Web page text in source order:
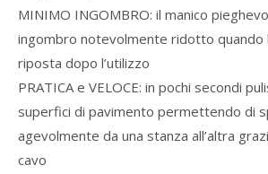
MINIMO INGOMBRO: il manico
ingombro notevolmente ridotto quando
riposta dopo l’utilizzo
PRATICA e VELOCE: in pochi secondi
superfici di pavimento permettendo di
agevolmente da una stanza all’altra
cavo